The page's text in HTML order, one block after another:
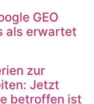
GEO
als erwartet
zur
Jetzt
betroffen ist